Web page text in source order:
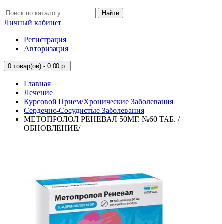
Найти
Личный кабинет
Регистрация
Авторизация
0 товар(ов) - 0.00 р.
Главная
Лечение
Курсовой Прием/Хронические Заболевания
Сердечно-Сосудистые Заболевания
МЕТОПРОЛОЛ РЕНЕВАЛ 50МГ. №60 ТАБ. /
ОБНОВЛЕНИЕ/